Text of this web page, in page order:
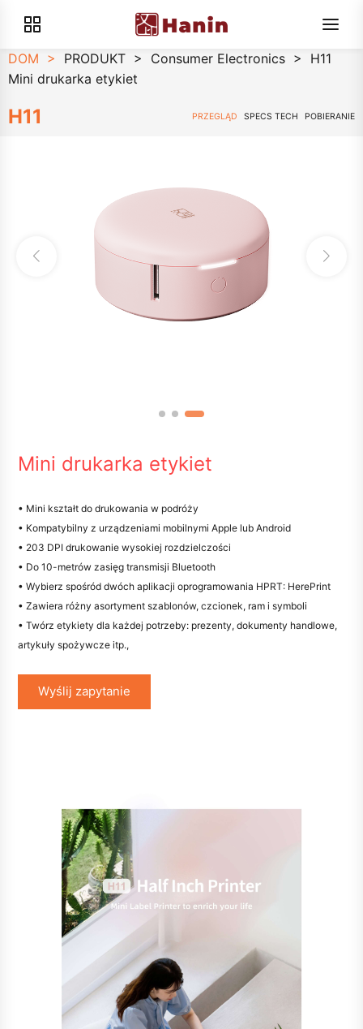
DOM > PRODUKT > Consumer Electronics >
H11
Mini drukarka etykiet
H11 PRZEGLĄD SPECS TECH POBIERANIE
Mini drukarka etykiet
• Mini kształt do drukowania w podróży
• Kompatybilny z urządzeniami mobilnymi Apple lub Android
• 203 DPI drukowanie wysokiej rozdzielczości
• Do 10-metrów zasięg transmisji Bluetooth
• Wybierz spośród dwóch aplikacji oprogramowania HPRT: HerePrint
• Zawiera różny asortyment szablonów, czcionek, ram i symboli
• Twórz etykiety dla każdej potrzeby: prezenty, dokumenty handlowe,
artykuły spożywcze itp.,
Wyślij zapytanie